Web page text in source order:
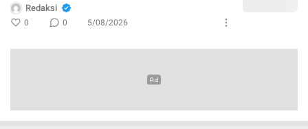
Redaksi
0 0 5/08/2026